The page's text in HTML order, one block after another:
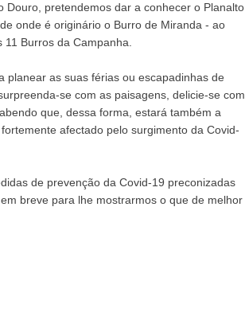
Douro, pretendemos dar a conhecer o Planalto
onde é originário o Burro de Miranda - ao
Burros da Campanha.
planear as suas férias ou escapadinhas de
se com as paisagens, delicie-se com
que, dessa forma, estará também a
afectado pelo surgimento da Covid-
de prevenção da Covid-19 preconizadas
breve para lhe mostrarmos o que de melhor